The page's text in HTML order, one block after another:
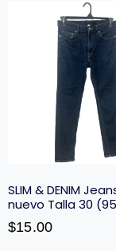
SLIM & DENIM
nuevo Talla 30
$15.00